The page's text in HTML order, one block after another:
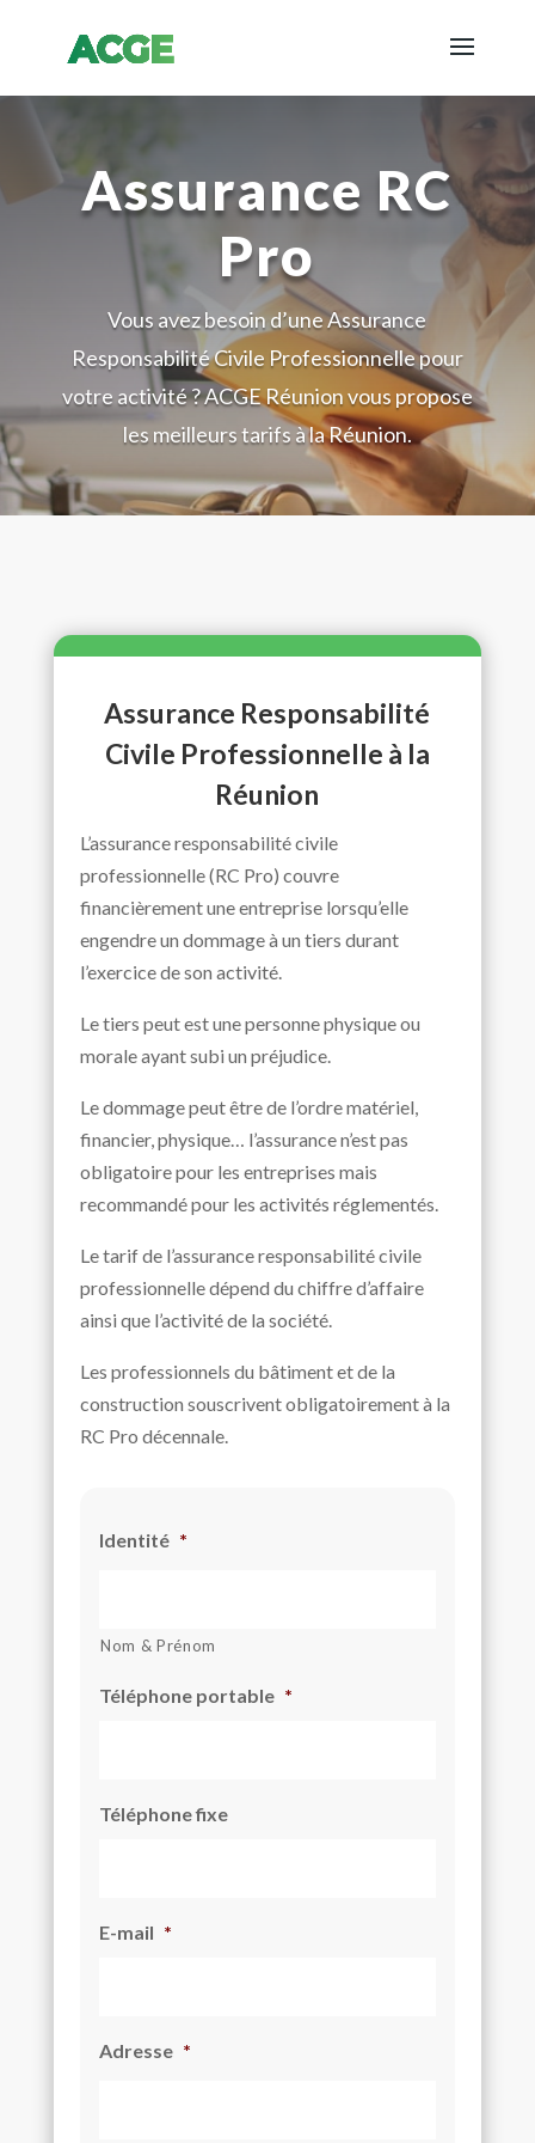
Assurance RC
Pro
Vous avez besoin d’une Assurance
Responsabilité Civile Professionnelle pour
votre activité ? ACGE Réunion vous propose
les meilleurs tarifs à la Réunion.
Assurance Responsabilité
Civile Professionnelle à la
Réunion
L’assurance responsabilité civile
professionnelle (RC Pro) couvre
financièrement une entreprise lorsqu’elle
engendre un dommage à un tiers durant
l’exercice de son activité.
Le tiers peut est une personne physique ou
morale ayant subi un préjudice.
Le dommage peut être de l’ordre matériel,
financier, physique… l’assurance n’est pas
obligatoire pour les entreprises mais
recommandé pour les activités réglementés.
Le tarif de l’assurance responsabilité civile
professionnelle dépend du chiffre d’affaire
ainsi que l’activité de la société.
Les professionnels du bâtiment et de la
construction souscrivent obligatoirement à la
RC Pro décennale.
Identité *
Nom & Prénom
Téléphone portable *
Téléphone fixe
E-mail *
Adresse *